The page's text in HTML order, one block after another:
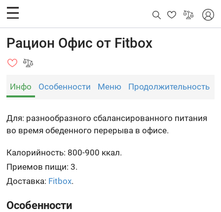
Рацион Офис от Fitbox
Инфо Особенности Меню Продолжительность
Для: разнообразного сбалансированного питания
во время обеденного перерыва в офисе.
Калорийность: 800-900 ккал.
Приемов пищи: 3.
Доставка: Fitbox.
Особенности